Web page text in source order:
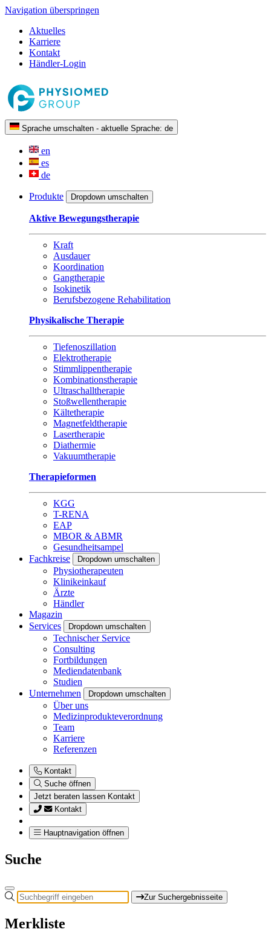
Navigation überspringen
Aktuelles
Karriere
Kontakt
Händler-Login
Sprache umschalten - aktuelle Sprache: de
en
es
de
Produkte Dropdown umschalten
Aktive Bewegungstherapie
Kraft
Ausdauer
Koordination
Gangtherapie
Isokinetik
Berufsbezogene Rehabilitation
Physikalische Therapie
Tiefenoszillation
Elektrotherapie
Stimmlippentherapie
Kombinationstherapie
Ultraschalltherapie
Stoßwellentherapie
Kältetherapie
Magnetfeldtherapie
Lasertherapie
Diathermie
Vakuumtherapie
Therapieformen
KGG
T-RENA
EAP
MBOR & ABMR
Gesundheitsampel
Fachkreise
Dropdown umschalten
Physiotherapeuten
Klinikeinkauf
Ärzte
Händler
Magazin
Services
Dropdown umschalten
Technischer Service
Consulting
Fortbildungen
Mediendatenbank
Studien
Unternehmen
Dropdown umschalten
Über uns
Medizinprodukteverordnung
Team
Karriere
Referenzen
Kontakt
Suche öffnen
Jetzt beraten lassen Kontakt
Kontakt
Hauptnavigation öffnen
Suche
Zur Suchergebnisseite
Merkliste